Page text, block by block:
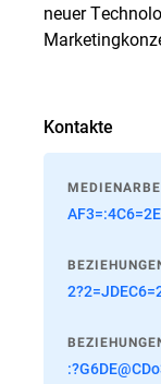
neuer
Kontakte